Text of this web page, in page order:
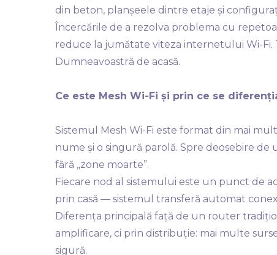
din beton, planșeele dintre etaje și
Încercările de a rezolva problema cu
reduce la jumătate viteza internetului Wi-
Dumneavoastră de acasă.
Ce este Mesh Wi-Fi și prin ce se
Sistemul Mesh Wi-Fi este format din mai
nume și o singură parolă. Spre deosebire
fără „zone moarte”.
Fiecare nod al sistemului este un punct de
prin casă — sistemul transferă automat
Diferența principală față de un router
amplificare, ci prin distribuție: mai multe
sigură.